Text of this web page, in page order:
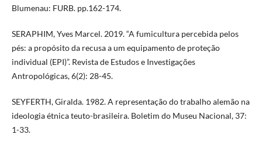
Blumenau: FURB. pp.162-174.
SERAPHIM, Yves Marcel. 2019. “A fumicultura percebida pelos
pés: a propósito da recusa a um equipamento de proteção
individual (EPI)”. Revista de Estudos e Investigações
Antropológicas, 6(2): 28-45.
SEYFERTH, Giralda. 1982. A representação do trabalho alemão na
ideologia étnica teuto-brasileira. Boletim do Museu Nacional, 37:
1-33.